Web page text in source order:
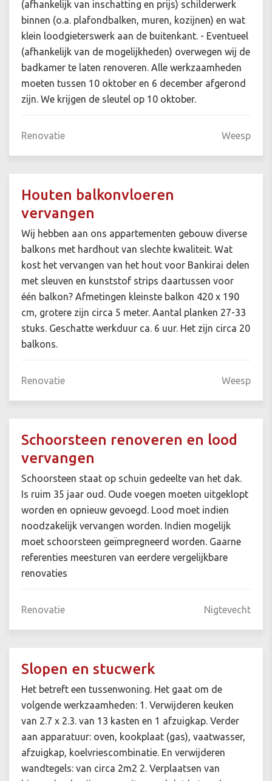
(afhankelijk van inschatting en prijs) schilderwerk
binnen (o.a. plafondbalken, muren, kozijnen) en wat
klein loodgieterswerk aan de buitenkant. - Eventueel
(afhankelijk van de mogelijkheden) overwegen wij de
badkamer te laten renoveren. Alle werkzaamheden
moeten tussen 10 oktober en 6 december afgerond
zijn. We krijgen de sleutel op 10 oktober.
Renovatie Weesp
Houten balkonvloeren
vervangen
Wij hebben aan ons appartementen gebouw diverse
balkons met hardhout van slechte kwaliteit. Wat
kost het vervangen van het hout voor Bankirai delen
met sleuven en kunststof strips daartussen voor
één balkon? Afmetingen kleinste balkon 420 x 190
cm, grotere zijn circa 5 meter. Aantal planken 27-33
stuks. Geschatte werkduur ca. 6 uur. Het zijn circa 20
balkons.
Renovatie Weesp
Schoorsteen renoveren en lood
vervangen
Schoorsteen staat op schuin gedeelte van het dak.
Is ruim 35 jaar oud. Oude voegen moeten uitgeklopt
worden en opnieuw gevoegd. Lood moet indien
noodzakelijk vervangen worden. Indien mogelijk
moet schoorsteen geïmpregneerd worden. Gaarne
referenties meesturen van eerdere vergelijkbare
renovaties
Renovatie Nigtevecht
Slopen en stucwerk
Het betreft een tussenwoning. Het gaat om de
volgende werkzaamheden: 1. Verwijderen keuken
van 2.7 x 2.3. van 13 kasten en 1 afzuigkap. Verder
aan apparatuur: oven, kookplaat (gas), vaatwasser,
afzuigkap, koelvriescombinatie. En verwijderen
wandtegels: van circa 2m2 2. Verplaatsen van